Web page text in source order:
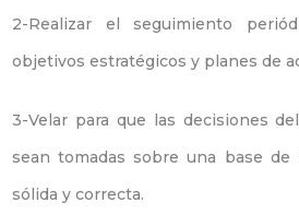
2-Realizar el seguimiento
objetivos estratégicos y planes de
3-Velar para que las decisiones
sean tomadas sobre una base de
sólida y correcta.